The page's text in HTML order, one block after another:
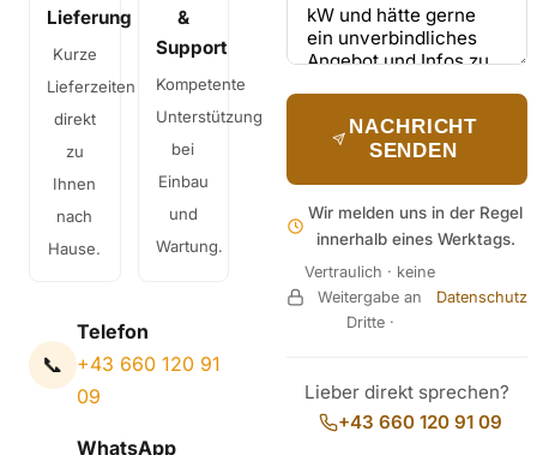
Lieferung
Kurze
Lieferzeiten
direkt
zu
Ihnen
nach
Hause.
&
Support
Kompetente
Unterstützung
bei
Einbau
und
Wartung.
📞
Telefon
+43 660 120 91
09
WhatsApp
NACHRICHT
SENDEN
Wir melden uns in der Regel
innerhalb eines Werktags.
Vertraulich · keine
Weitergabe an
Dritte ·
Datenschutz
Lieber direkt sprechen?
+43 660 120 91 09